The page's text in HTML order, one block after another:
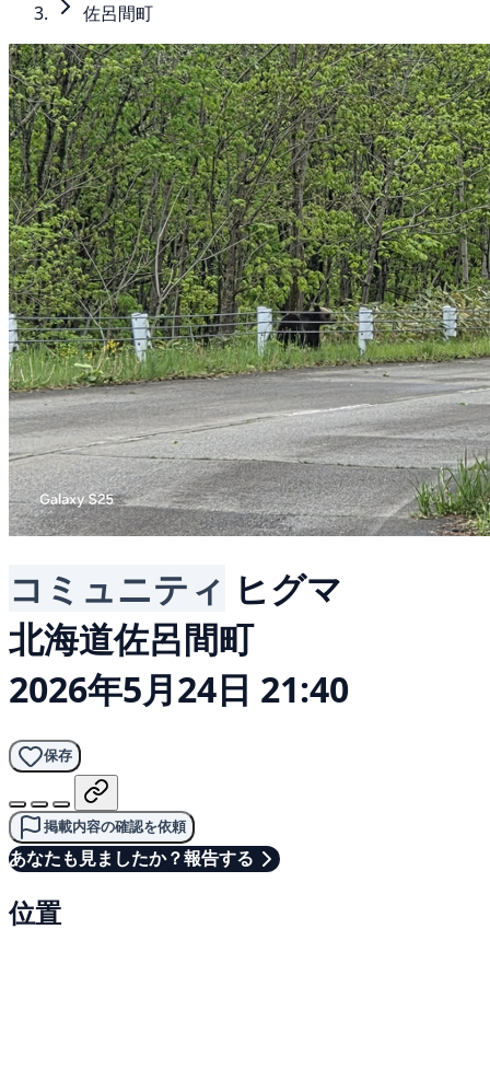
佐呂間町
コミュニティ ヒグマ
北海道佐呂間町
2026年5月24日 21:40
保存
掲載内容の確認を依頼
あなたも見ましたか？報告する
位置